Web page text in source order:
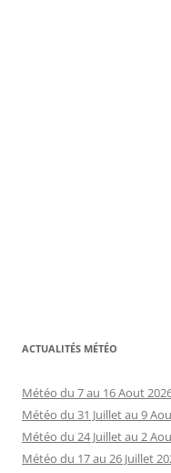
ACTUALITÉS MÉTÉO
Météo du 7 au 16 Aout
Météo du 31 Juillet au 9
Météo du 24 Juillet au 2
Météo du 17 au 26 Juillet